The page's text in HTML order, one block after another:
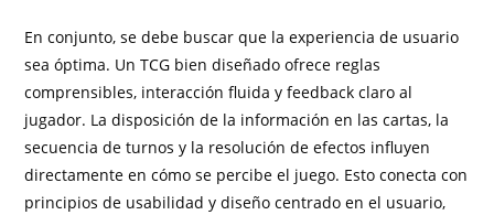
En conjunto, se debe buscar que la experiencia de usuario
sea óptima. Un TCG bien diseñado ofrece reglas
comprensibles, interacción fluida y feedback claro al
jugador. La disposición de la información en las cartas, la
secuencia de turnos y la resolución de efectos influyen
directamente en cómo se percibe el juego. Esto conecta con
principios de usabilidad y diseño centrado en el usuario,